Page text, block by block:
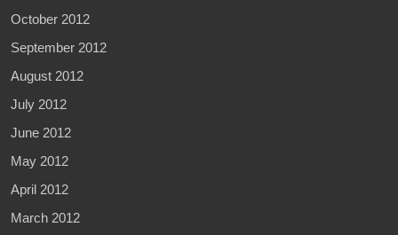
October 2012
September 2012
August 2012
July 2012
June 2012
May 2012
April 2012
March 2012